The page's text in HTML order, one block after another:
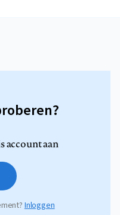
account aan
Inloggen